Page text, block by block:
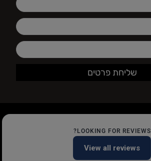
LOOKING FOR REVIEWS?
View all reviews